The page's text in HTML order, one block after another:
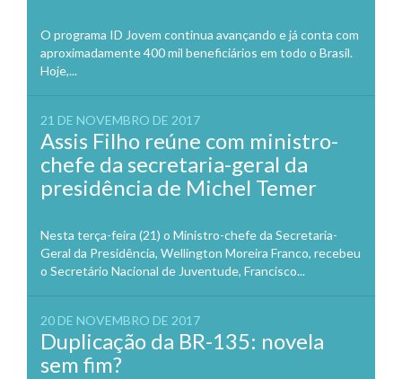
O programa ID Jovem continua avançando e já conta com
aproximadamente 400 mil beneficiários em todo o Brasil.
Hoje,...
21 DE NOVEMBRO DE 2017
Assis Filho reúne com ministro-
chefe da secretaria-geral da
presidência de Michel Temer
Nesta terça-feira (21) o Ministro-chefe da Secretaria-
Geral da Presidência, Wellington Moreira Franco, recebeu
o Secretário Nacional de Juventude, Francisco...
20 DE NOVEMBRO DE 2017
Duplicação da BR-135: novela
sem fim?